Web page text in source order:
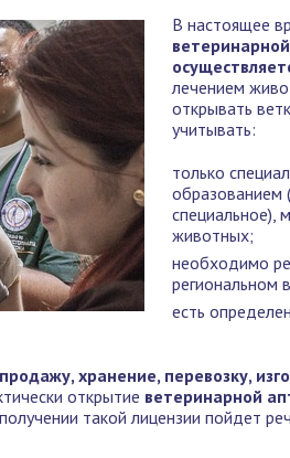
В настоящее
лечением
открывать
учитывать:
только
образованием
специальное),
животных;
необходимо
региональном
есть
продажу, хранение, перевозку,
открытие ветеринарной
такой лицензии пойдет